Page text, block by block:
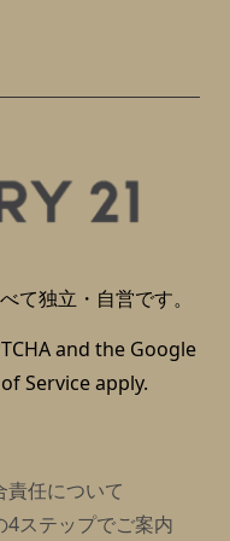
て独立・自営です。
and the Google
Serviceapply.
任について
ステップでご案内